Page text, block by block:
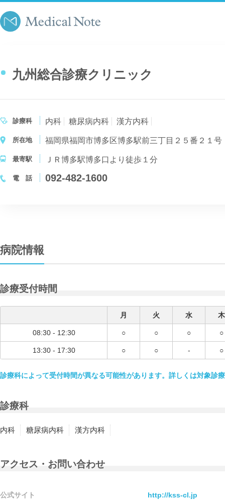
九州総合診療クリニック
診療科 内科 糖尿病内科 漢方内科
所在地 福岡県福岡市博多区博多駅前三丁目２５番２１号
最寄駅 ＪＲ博多駅博多口より徒歩１分
電 話 092-482-1600
病院情報
診療受付時間
月 火 水 木
08:30 - 12:30 ○ ○ ○ ○
13:30 - 17:30 ○ ○ - ○
診療科によって受付時間が異なる可能性があります。詳しくは対象診
診療科
内科 糖尿病内科 漢方内科
アクセス・お問い合わせ
公式サイト http://kss-cl.jp